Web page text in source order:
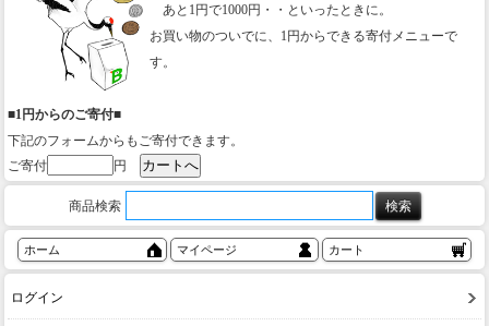
あと1円で1000円・・といったときに。
お買い物のついでに、1円からできる寄付メニューで
す。
■1円からのご寄付■
下記のフォームからもご寄付できます。
ご寄付
円
商品検索
ホーム マイページ カート
ログイン